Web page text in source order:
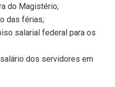
do Magistério;
das férias;
salarial federal para os
dos servidores em